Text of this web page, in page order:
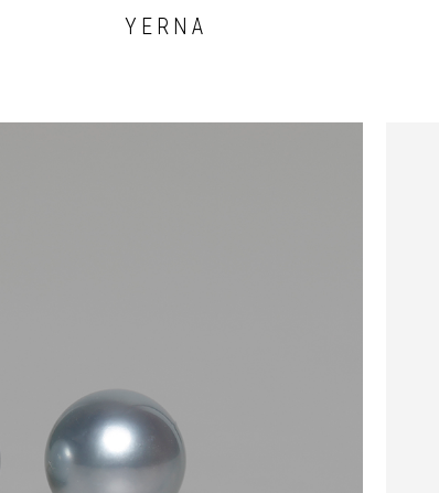
Y E R N A